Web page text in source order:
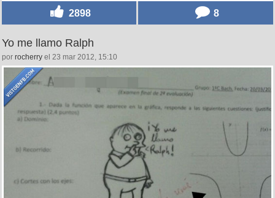
2898 8
Yo me llamo Ralph
por rocherry el 23 mar 2012, 15:10